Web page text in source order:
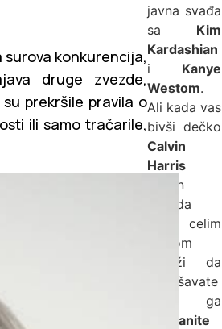
konkurencija,
druge zvezde,
prekršile pravila o
ili samo tračarile,
javna svađa
sa Kim
Kardashian
i Kanye
Westom.
Ali kada vas
bivši dečko
Calvin
Harris
nakon
raskida
pred celim
svetom
optuži da
pokušavate
da ga
‘sahranite